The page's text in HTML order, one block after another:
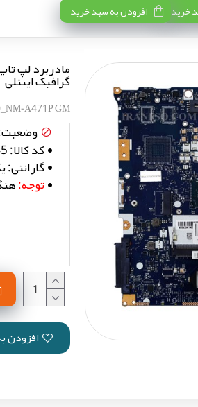
خرید
افزودن به سبد خرید
گرافیک اینتلی
A471P GM
کد کالا:
گارانتی:
توجه:
افزودن